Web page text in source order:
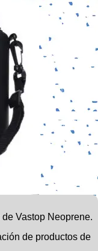
Vastop Neoprene.
de productos de